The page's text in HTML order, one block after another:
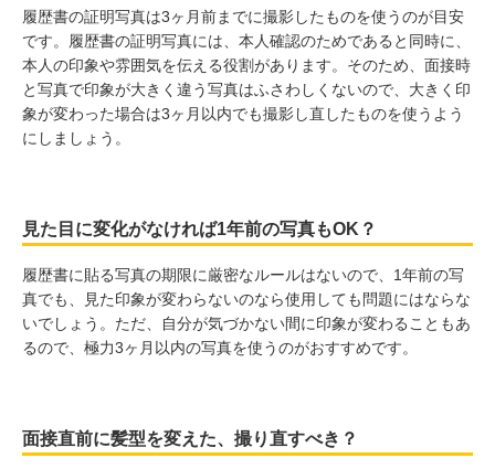
履歴書の証明写真は3ヶ月前までに撮影したものを使うのが目安
です。履歴書の証明写真には、本人確認のためであると同時に、
本人の印象や雰囲気を伝える役割があります。そのため、面接時
と写真で印象が大きく違う写真はふさわしくないので、大きく印
象が変わった場合は3ヶ月以内でも撮影し直したものを使うよう
にしましょう。
見た目に変化がなければ1年前の写真もOK？
履歴書に貼る写真の期限に厳密なルールはないので、1年前の写
真でも、見た印象が変わらないのなら使用しても問題にはならな
いでしょう。ただ、自分が気づかない間に印象が変わることもあ
るので、極力3ヶ月以内の写真を使うのがおすすめです。
面接直前に髪型を変えた、撮り直すべき？